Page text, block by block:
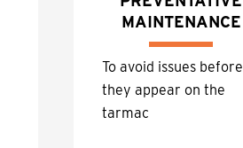
MAINTENANCE
To avoid issues before
they appear on the
tarmac